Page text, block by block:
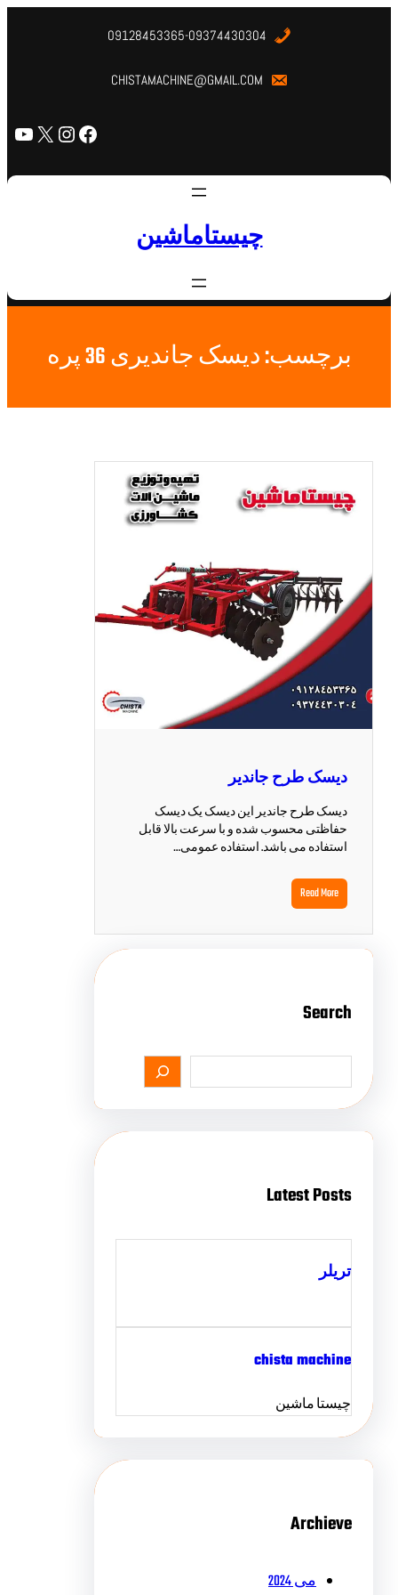
09128453365-09374430304
CHISTAMACHINE@GMAIL.COM
چیستاماشین
برچسب:دیسک جاندیری 36 پره
دیسک طرح جاندیر
دیسک طرح جاندیر این دیسک یک دیسک
حفاظتی محسوب شده و با سرعت بالا قابل
استفاده می باشد. استفاده عمومی…
Read More
Search
Latest Posts
تریلر
chista machine
چیستا ماشین
Archieve
می 2024